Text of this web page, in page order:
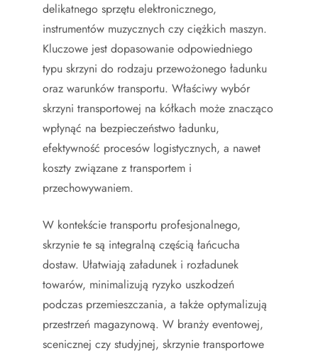
delikatnego sprzętu elektronicznego,
instrumentów muzycznych czy ciężkich maszyn.
Kluczowe jest dopasowanie odpowiedniego
typu skrzyni do rodzaju przewożonego ładunku
oraz warunków transportu. Właściwy wybór
skrzyni transportowej na kółkach może znacząco
wpłynąć na bezpieczeństwo ładunku,
efektywność procesów logistycznych, a nawet
koszty związane z transportem i
przechowywaniem.
W kontekście transportu profesjonalnego,
skrzynie te są integralną częścią łańcucha
dostaw. Ułatwiają załadunek i rozładunek
towarów, minimalizują ryzyko uszkodzeń
podczas przemieszczania, a także optymalizują
przestrzeń magazynową. W branży eventowej,
scenicznej czy studyjnej, skrzynie transportowe